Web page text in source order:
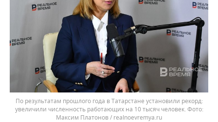
По результатам прошлого года в Татарстане установили рекорд:
увеличили численность работающих на 10 тысяч человек.
Максим Платонов / realnoevremya.ru